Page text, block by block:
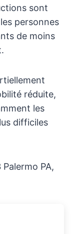
sont
personnes
de moins
réduite,
les
difficiles
PA,